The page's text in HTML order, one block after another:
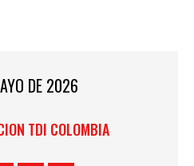
DE 2026
TDI COLOMBIA